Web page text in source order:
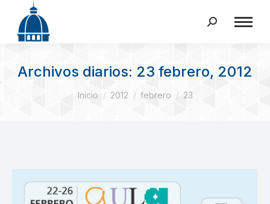
Buscar:
Archivos diarios: 23 febrero, 2012
Estás aquí:
Inicio 2012 febrero 23